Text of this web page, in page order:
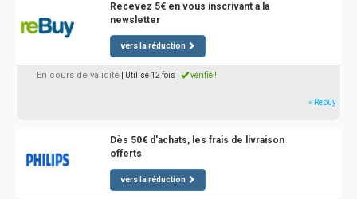
Recevez 5€ en vous inscrivant à la
newsletter
vers la réduction
En cours de validité | Utilisé 12 fois vérifié !
» Rebuy
Dès 50€ d'achats, les frais de livraison
offerts
vers la réduction